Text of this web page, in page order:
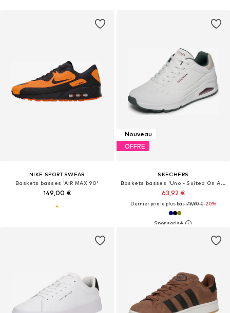
NIKE SPORTSWEAR
Baskets basses 'AIR MAX 90'
149,00 €
Nouveau
OFFRE
SKECHERS
Baskets basses 'Uno - Suited On Air'
63,92 €
Dernier prix le plus bas :79,90 €-20%